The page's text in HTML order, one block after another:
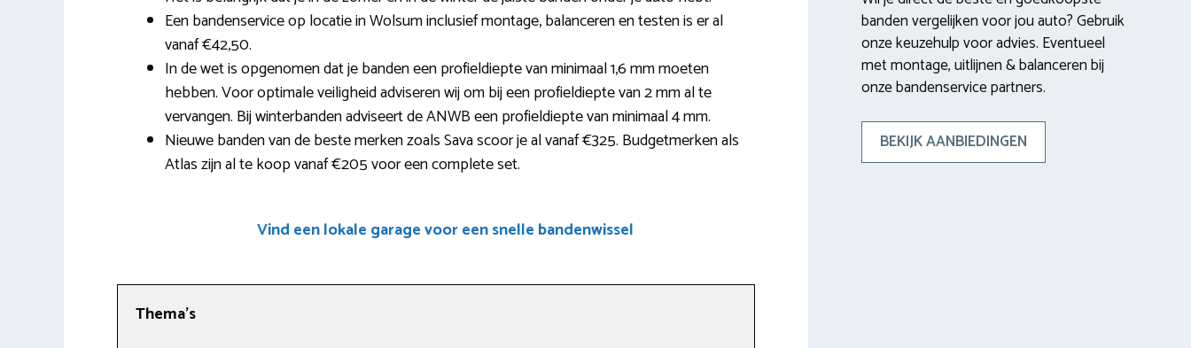
Een bandenservice op locatie in Wolsum inclusief montage, balanceren en testen is er al
vanaf €42,50.
In de wet is opgenomen dat je banden een profieldiepte van minimaal 1,6 mm moeten
hebben. Voor optimale veiligheid adviseren wij om bij een profieldiepte van 2 mm al te
vervangen. Bij winterbanden adviseert de ANWB een profieldiepte van minimaal 4 mm.
Nieuwe banden van de beste merken zoals Sava scoor je al vanaf €325. Budgetmerken als
Atlas zijn al te koop vanaf €205 voor een complete set.
Vind een lokale garage voor een snelle bandenwissel
Thema’s
banden vergelijken voor jou auto? Gebruik
onze keuzehulp voor advies. Eventueel
met montage, uitlijnen & balanceren bij
onze bandenservice partners.
BEKIJK AANBIEDINGEN